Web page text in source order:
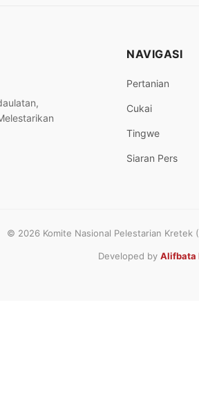
NAVIGASI
Pertanian
Cukai
Tingwe
Siaran Pers
© 2026 Komite Nasional Pelestarian Kretek
Developed by Alifbata